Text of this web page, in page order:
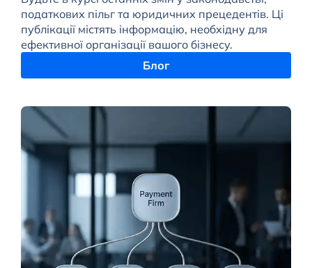
податкових пільг та юридичних прецедентів. Ці
публікації містять інформацію, необхідну для
ефективної організації вашого бізнесу.
Блог